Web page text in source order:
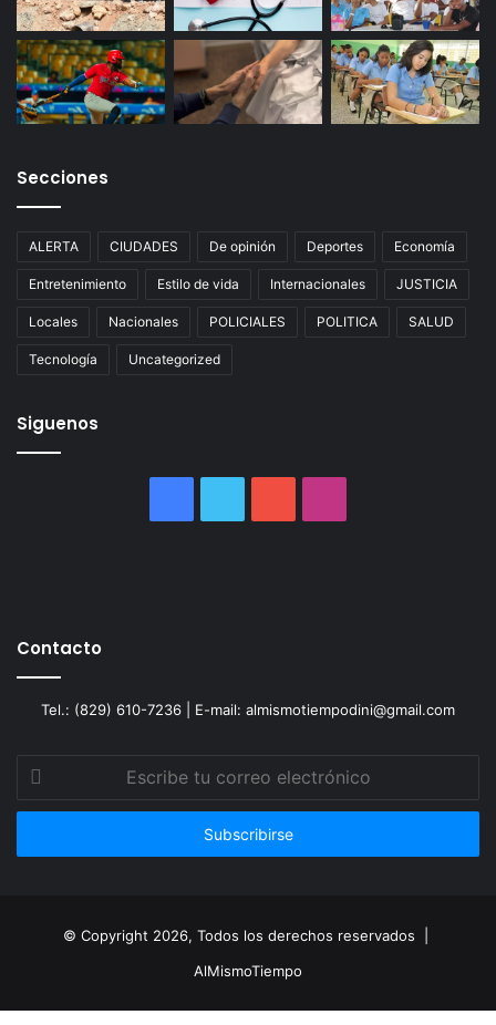
Secciones
ALERTA CIUDADES De opinión Deportes Economía
Entretenimiento Estilo de vida Internacionales JUSTICIA
Locales Nacionales POLICIALES POLITICA SALUD
Tecnología Uncategorized
Siguenos
Contacto
Tel.: (829) 610-7236 | E-mail: almismotiempodini@gmail.com
correo
© Copyright 2026, Todos los derechos reservados |
AlMismoTiempo